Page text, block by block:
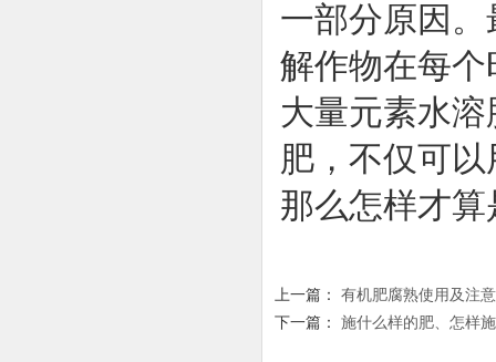
一部分原因
解作物在每
大量元素水
肥，不仅可
那么怎样才
上一篇： 有机肥腐熟使用及注
下一篇： 施什么样的肥、怎样